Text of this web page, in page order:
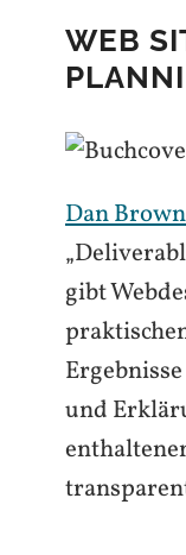
WEB
Dan
gibt
und